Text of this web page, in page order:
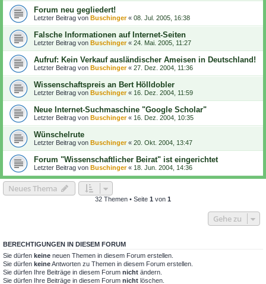
Forum neu gegliedert!
Letzter Beitrag von Buschinger« 08. Jul. 2005, 16:38
Falsche Informationen auf Internet-Seiten
Letzter Beitrag von Buschinger« 24. Mai. 2005, 11:27
Aufruf: Kein Verkauf ausländischer Ameisen in Deutschland!
Letzter Beitrag von Buschinger« 27. Dez. 2004, 11:36
Wissenschaftspreis an Bert Hölldobler
Letzter Beitrag von Buschinger« 16. Dez. 2004, 11:59
Neue Internet-Suchmaschine "Google Scholar"
Letzter Beitrag von Buschinger« 16. Dez. 2004, 10:35
Wünschelrute
Letzter Beitrag von Buschinger« 20. Okt. 2004, 13:47
Forum "Wissenschaftlicher Beirat" ist eingerichtet
Letzter Beitrag von Buschinger« 18. Jun. 2004, 14:36
Neues Thema
32 Themen • Seite 1 von 1
Gehe zu
BERECHTIGUNGEN IN DIESEM FORUM
Sie dürfen keine neuen Themen in diesem Forum erstellen.
Sie dürfen keineAntworten zu Themen in diesem Forum erstellen.
Sie dürfen Ihre Beiträge in diesem Forum nicht ändern.
Sie dürfen Ihre Beiträge in diesem Forum nicht löschen.